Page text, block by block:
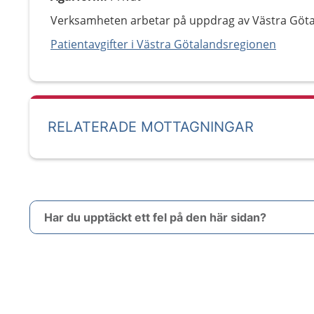
Verksamheten arbetar på uppdrag av Västra
Patientavgifter i Västra Götalandsregionen
RELATERADE MOTTAGNINGAR
Har du upptäckt ett fel på den här sidan?